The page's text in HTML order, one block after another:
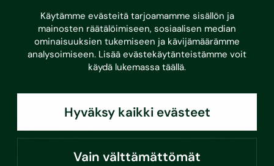
Käytämme evästeitä tarjoamamme sisällön ja
mainosten räätälöimiseen, sosiaalisen median
ominaisuuksien tukemiseen ja kävijämäärämme
analysoimiseen. Lisää evästekäytänteistämme voit
käydä lukemassa täällä.
Hyväksy kaikki evästeet
Vain välttämättömät
Rakennesuunnittelu
Kosteudenhallintakoordinaattori